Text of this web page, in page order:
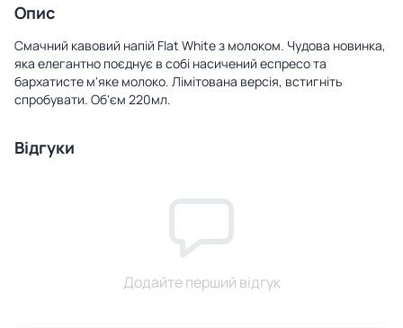
Опис
Смачний кавовий напій Flat White з молоком. Чудова новинка,
яка елегантно поєднує в собі насичений еспресо та
бархатисте м'яке молоко. Лімітована версія, встигніть
спробувати. Об'єм 220мл.
Відгуки
Додайте перший відгук